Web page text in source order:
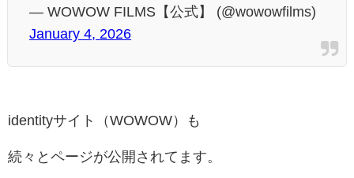
— WOWOW FILMS【公式】 (@wowowfilms)
January 4, 2026
identityサイト（WOWOW）も
続々とページが公開されてます。